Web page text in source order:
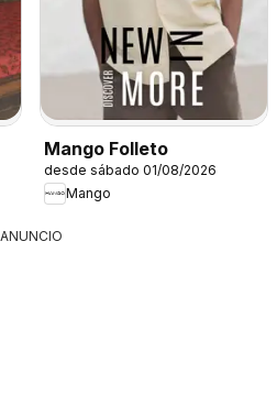
Mango Folleto
desde sábado 01/08/2026
Mango
ANUNCIO